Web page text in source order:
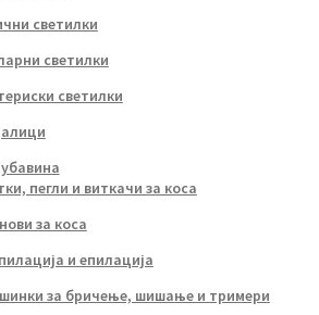
светилки
светилки
светилки
пегли и виткачи за коса
за коса
и епилација
за бричење, шишање и тримери